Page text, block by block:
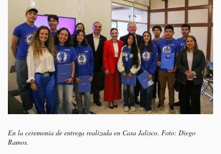
En la ceremonia de entrega realizada en Casa Jalisco. Foto: Diego
Ramos.